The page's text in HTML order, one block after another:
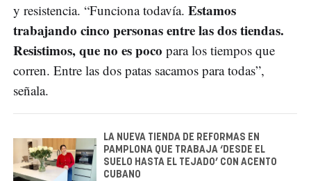
y resistencia. “Funciona todavía. Estamos
trabajando cinco personas entre las dos tiendas.
Resistimos, que no es poco para los tiempos que
corren. Entre las dos patas sacamos para todas”,
señala.
LA NUEVA TIENDA DE REFORMAS EN
PAMPLONA QUE TRABAJA ‘DESDE EL
SUELO HASTA EL TEJADO’ CON ACENTO
CUBANO